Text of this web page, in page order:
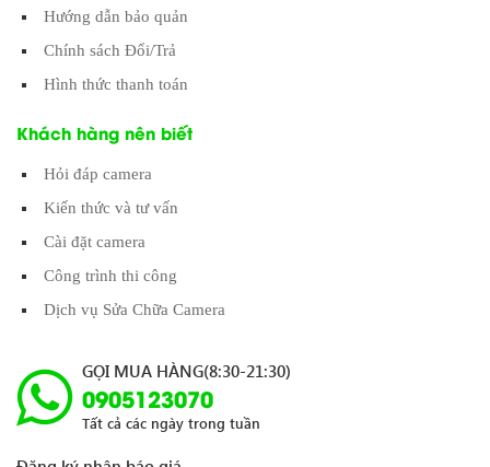
Hướng dẫn bảo quản
Chính sách Đổi/Trả
Hình thức thanh toán
Khách hàng nên biết
Hỏi đáp camera
Kiến thức và tư vấn
Cài đặt camera
Công trình thi công
Dịch vụ Sửa Chữa Camera
GỌI MUA HÀNG(8:30-21:30)
0905123070
Tất cả các ngày trong tuần